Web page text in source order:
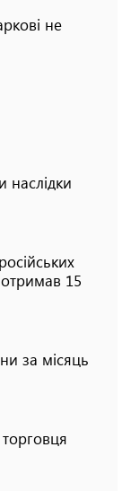
не
наслідки
отримав 15
за місяць